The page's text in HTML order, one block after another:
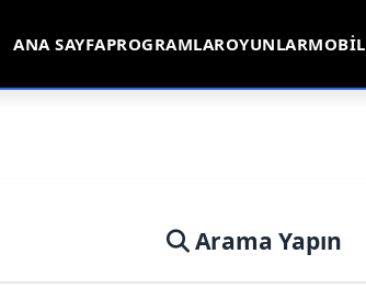
ANA SAYFAPROGRAMLAROYUNLARMOBIL
Arama Yapın